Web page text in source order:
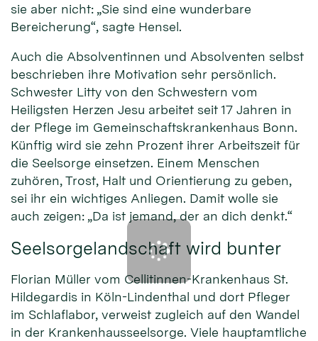
sie aber nicht: „Sie sind eine wunderbare
Bereicherung“, sagte Hensel.
Auch die Absolventinnen und Absolventen selbst
beschrieben ihre Motivation sehr persönlich.
Schwester Litty von den Schwestern vom
Heiligsten Herzen Jesu arbeitet seit 17 Jahren in
der Pflege im Gemeinschaftskrankenhaus Bonn.
Künftig wird sie zehn Prozent ihrer Arbeitszeit für
die Seelsorge einsetzen. Einem Menschen
zuhören, Trost, Halt und Orientierung zu geben,
sei ihr ein wichtiges Anliegen. Damit wolle sie
auch zeigen: „Da ist jemand, der an dich denkt.“
Seelsorgelandschaft wird bunter
Florian Müller vom Cellitinnen-Krankenhaus St.
Hildegardis in Köln-Lindenthal und dort Pfleger
im Schlaflabor, verweist zugleich auf den Wandel
in der Krankenhausseelsorge. Viele hauptamtliche